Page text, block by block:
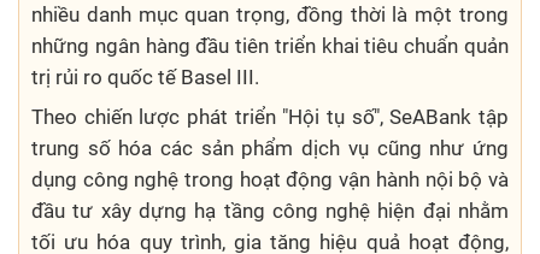
nhiều danh mục quan trọng, đồng thời là một trong
những ngân hàng đầu tiên triển khai tiêu chuẩn quản
trị rủi ro quốc tế Basel III.
Theo chiến lược phát triển "Hội tụ số", SeABank tập
trung số hóa các sản phẩm dịch vụ cũng như ứng
dụng công nghệ trong hoạt động vận hành nội bộ và
đầu tư xây dựng hạ tầng công nghệ hiện đại nhằm
tối ưu hóa quy trình, gia tăng hiệu quả hoạt động,